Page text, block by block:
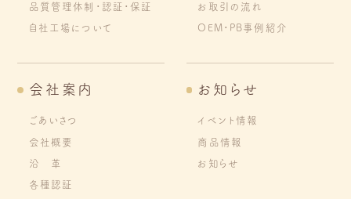
品質管理体制・認証・保証
自社工場について
お取引の流れ
OEM・PB事例紹介
会社案内
ごあいさつ
会社概要
沿 革
各種認証
お知らせ
イベント情報
商品情報
お知らせ